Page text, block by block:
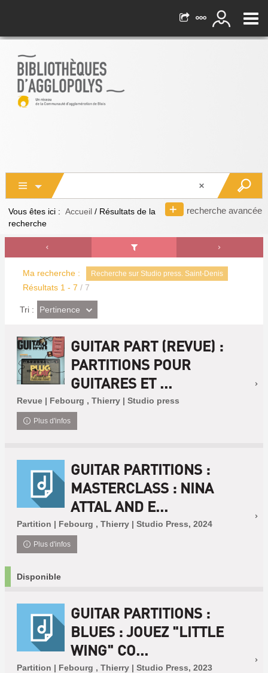
recherche avancée
Vous êtes ici : Accueil / Résultats de la
recherche
Ma recherche : Recherche sur Studio press. Saint-Denis
Résultats 1 - 7 / 7
Tri : (Effet
imédiat)
Pertinence
GUITAR PART (REVUE) :
PARTITIONS POUR
GUITARES ET ...
Revue | Febourg , Thierry | Studio press
Plus d'infos
GUITAR PARTITIONS :
MASTERCLASS : NINA
ATTAL AND E...
Partition | Febourg , Thierry | Studio Press, 2024
Plus d'infos
Disponible
GUITAR PARTITIONS :
BLUES : JOUEZ "LITTLE
WING" CO...
Partition | Febourg , Thierry | Studio Press, 2023